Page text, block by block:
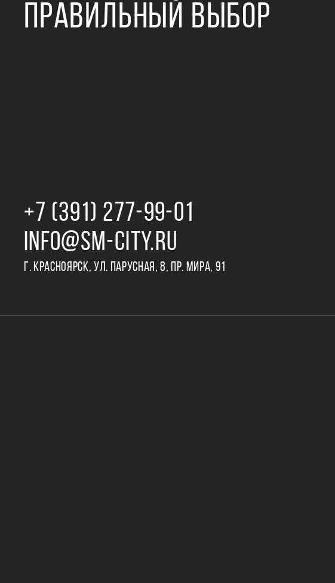
ПРАВИЛЬНЫЙ ВЫБОР
+7 (391) 277‒99‒01
INFO@SM-CITY.RU
Г. КРАСНОЯРСК, УЛ. ПАРУСНАЯ, 8, ПР. МИРА, 91